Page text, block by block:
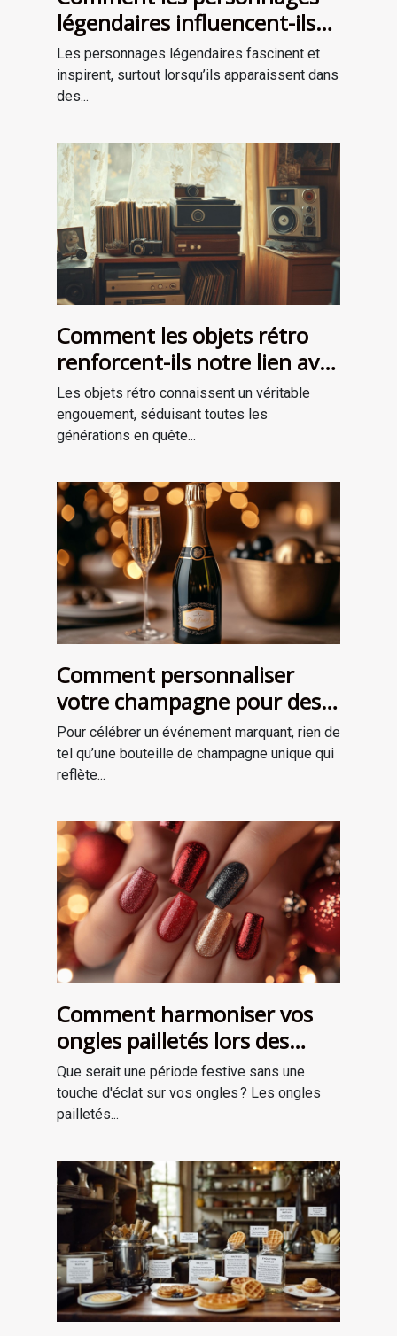
légendaires influencent-ils
les récits de survie ?
Les personnages légendaires fascinent et
inspirent, surtout lorsqu’ils apparaissent dans
des...
Comment les objets rétro
renforcent-ils notre lien avec
le passé?
Les objets rétro connaissent un véritable
engouement, séduisant toutes les
générations en quête...
Comment personnaliser
votre champagne pour des
occasions spéciales ?
Pour célébrer un événement marquant, rien de
tel qu’une bouteille de champagne unique qui
reflète...
Comment harmoniser vos
ongles pailletés lors des
fêtes ?
Que serait une période festive sans une
touche d'éclat sur vos ongles ? Les ongles
pailletés...